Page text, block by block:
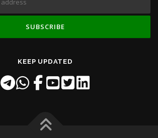
KEEP UPDATED